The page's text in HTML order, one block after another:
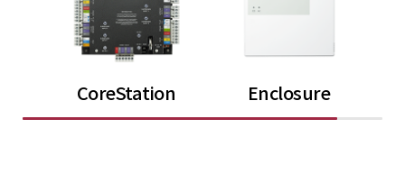
CoreStation Enclosure